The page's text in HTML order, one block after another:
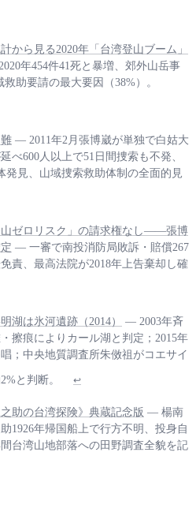
から見る2020年「台湾登山ブーム」
年454件41死と暴増、郊外山岳事
助要請の最大要因（38%）。
— 2011年2月張博崴が単独で白姑大
べ600人以上で51日間捜索も不発、
発見、山域捜索救助体制の全面的見
山ゼロリスク」の請求権なし——張博
— 一審で南投消防局敗訴・賠償267
責、最高法院が2018年上告棄却し確
は氷河遺跡（2014）
— 2003年斉
擦痕によりカール湖と判定；2015年
；中央地質調査所朱傚祖がコエサイ
と判断。 ↩
助の台湾探険》典蔵記念版 — 楊南
1926年帰国船上で行方不明、投身自
台湾山地部落への田野調査全貌を記